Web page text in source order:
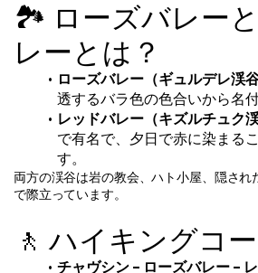
🏞️ ローズバレー
レーとは？
ローズバレー（ギュルデレ渓谷
透するバラ色の色合いから名
レッドバレー（キズルチュク渓
で有名で、夕日で赤に染まる
す。
両方の渓谷は岩の教会、ハト小屋、隠され
で際立っています。
🚶 ハイキングコ
チャヴシン – ローズバレー –